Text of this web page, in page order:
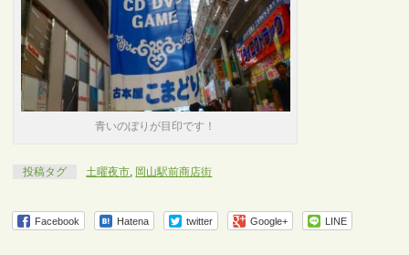
青いのぼりが目印です！
投稿タグ 土曜夜市, 岡山駅前商店街
Facebook Hatena twitter Google+ LINE